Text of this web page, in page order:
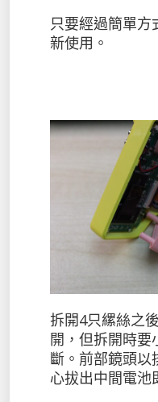
只要經過簡單方
新使用。
拆開4只縲絲之
開，但拆開時要
斷。前部鏡頭以
心拔出中間電池